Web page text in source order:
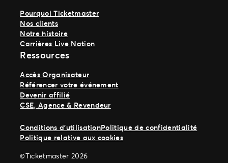
Pourquoi Ticketmaster
Nos clients
Notre histoire
Carrières Live Nation
Ressources
Accès Organisateur
Référencer votre événement
Devenir affilié
CSE, Agence & Revendeur
Conditions d’utilisationPolitique de confidentialité
Politique relative aux cookies
©Ticketmaster 2026